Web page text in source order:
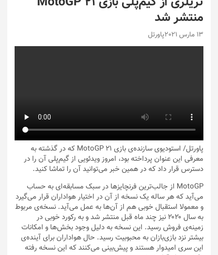
منتشر شد
13 مارس 2021 پاورتل
پاورتل
/ استودیوی سازنده‌ی بازی MotoGP 21 که در گذشته به
معرفی این عنوان پرداخته بود، امروز ویدئویی از گیم‌پلی آن را در
دسترس قرار داد که در همین خبر می‌توانید آن را تماشا کنید.
MotoGP از جالب‌ترین فرنچایزها در سبک مسابقه‌ای به حساب
می‌آید که هر ساله یک نسخه از آن در اختیار هواداران قرار می‌گیرد
و معمولا استقبال خوبی هم از آن‌ها به عمل می‌آید. نسخه‌ی مربوط
به سال ۲۰۲۰ نیز چند ماه قبل منتشر شد و به رکورد خوبی در
زمینه‌ی فروش رسید. این نسخه به دلیل وجود بخش‌ها و امکانات
بیشتر نزد بازی‌بازان به محبوبیت رسید. حال هواداران برای آینده‌ی
این سری امیدوار هستند و پیش‌بینی می‌کنند که این نسخه‌ رفته